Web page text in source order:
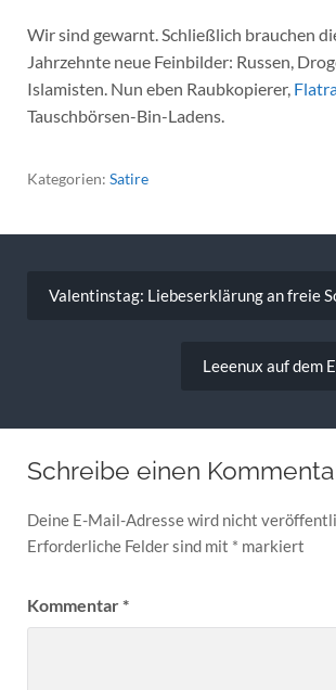
Wir sind gewarnt. Schließlich brauchen
Jahrzehnte neue Feinbilder: Russen,
Islamisten. Nun eben Raubkopierer,
Tauschbörsen-Bin-Ladens.
Kategorien: Satire
Valentinstag: Liebeserklärung an freie
Leeenux auf dem
Schreibe einen
Deine E-Mail-Adresse wird nicht
Erforderliche Felder sind mit * markiert
Kommentar*